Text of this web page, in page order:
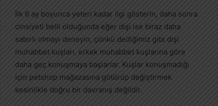
İlk 6 ay boyunca yeteri kadar ilgi gösterin, daha sonra
cinsiyeti belli olduğunda eğer dişi ise biraz daha
sabırlı olmayı deneyin, çünkü dediğimiz gibi dişi
muhabbet kuşları, erkek muhabbet kuşlarına göre
daha geç konuşmaya başlarlar. Kuşlar konuşmadığı
için petshop mağazasına götürüp değiştirmek
kesinlikle doğru bir davranış değildir.